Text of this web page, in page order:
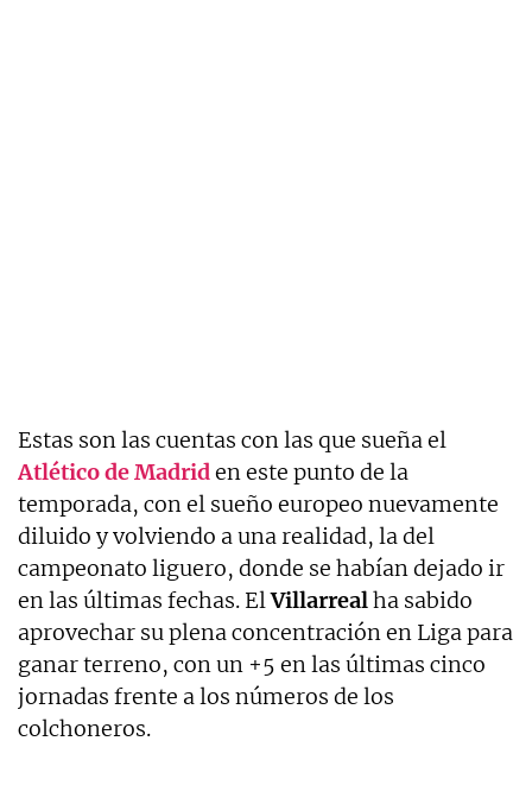
Estas son las cuentas con las que sueña el
Atlético de Madriden este punto de la
temporada, con el sueño europeo nuevamente
diluido y volviendo a una realidad, la del
campeonato liguero, donde se habían dejado ir
en las últimas fechas. ElVillarrealha sabido
aprovechar su plena concentración en Liga para
ganar terreno, con un +5 en las últimas cinco
jornadas frente a los números de los
colchoneros.